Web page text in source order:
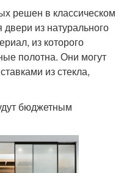
решен в классическом
из натурального
из которого
полотна. Они могут
из стекла,
бюджетным